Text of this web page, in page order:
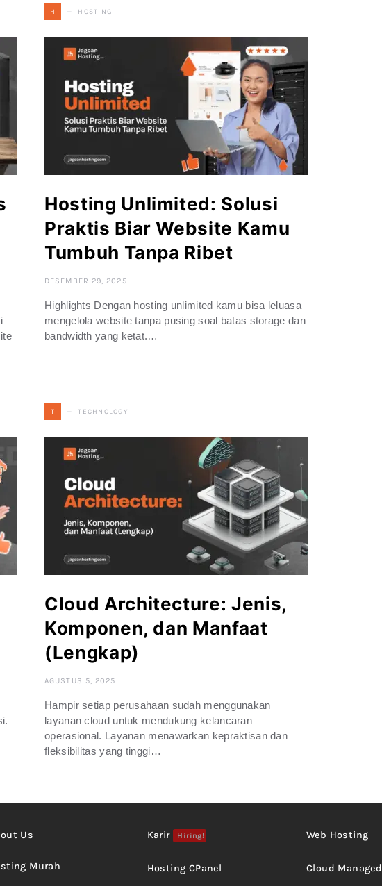
H HOSTING
Hosting Unlimited: Solusi
Praktis Biar Website Kamu
Tumbuh Tanpa Ribet
DESEMBER 29, 2025
Highlights Dengan hosting unlimited kamu bisa leluasa
mengelola website tanpa pusing soal batas storage dan
bandwidth yang ketat.…
T TECHNOLOGY
Cloud Architecture: Jenis,
Komponen, dan Manfaat
(Lengkap)
AGUSTUS 5, 2025
Hampir setiap perusahaan sudah menggunakan
layanan cloud untuk mendukung kelancaran
operasional. Layanan menawarkan kepraktisan dan
fleksibilitas yang tinggi…
Us Karir Hiring! Web Hosting
Murah Hosting CPanel Cloud Managed